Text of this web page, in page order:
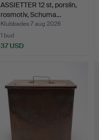
ASSIETTER 12 st, porslin,
rosmotiv, Schuma…
Klubbades 7 aug 2026
1 bud
37 USD